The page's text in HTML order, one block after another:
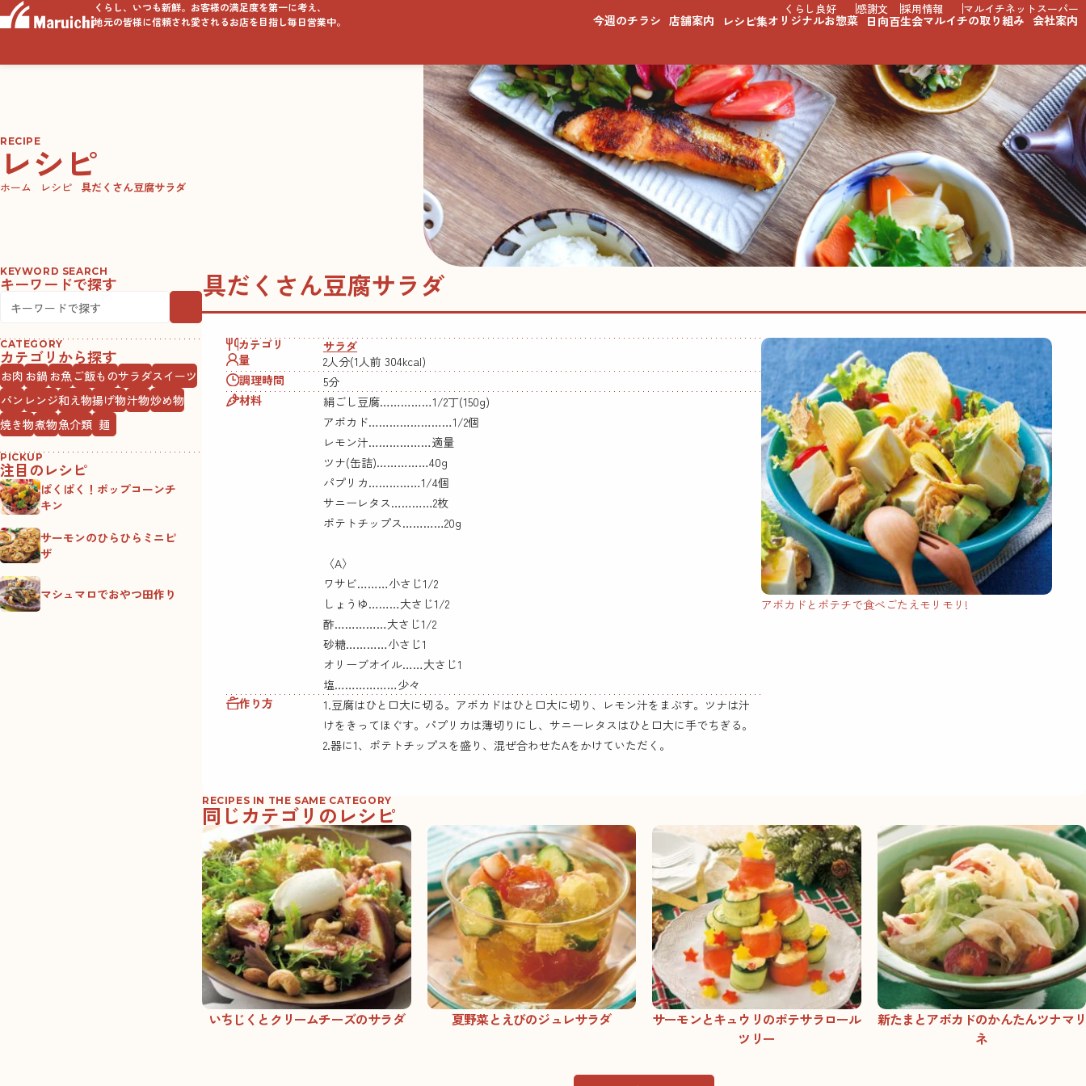
くらし、いつも新鮮。お客様の満足度を第一に考え、
地元の皆様に信頼され愛されるお店を目指し毎日営業中。
くらし良好 感謝文 採用情報 マルイチネットスーパー
今週のチラシ 店舗案内 レシピ集オリジナルお惣菜 日向百生会マルイチの取り組み 会社案内
RECIPE
レシピ
ホーム レシピ 具だくさん豆腐サラダ
KEYWORD SEARCH
キーワードで探す
CATEGORY
カテゴリから探す
お肉 お鍋 お魚ご飯ものサラダスイーツ
パン レンジ和え物揚げ物汁物炒め物
焼き物煮物魚介類 麺
PICKUP
注目のレシピ
ぱくぱく！ポップコーンチ
キン
サーモンのひらひらミニピ
ザ
マシュマロでおやつ田作り
具だくさん豆腐サラダ
カテゴリ
サラダ
量
2人分(1人前 304kcal)
調理時間
5分
材料
絹ごし豆腐……………1/2丁(150g)
アボカド……………………1/2個
レモン汁………………適量
ツナ(缶詰)……………40g
パプリカ……………1/4個
サニーレタス…………2枚
ポテトチップス…………20g
〈A〉
ワサビ………小さじ1/2
しょうゆ………大さじ1/2
酢……………大さじ1/2
砂糖…………小さじ1
オリーブオイル……大さじ1
塩………………少々
作り方
1.豆腐はひと口大に切る。アボカドはひと口大に切り、レモン汁をまぶす。ツナは汁
けをきってほぐす。パプリカは薄切りにし、サニーレタスはひと口大に手でちぎる。
2.器に1、ポテトチップスを盛り、混ぜ合わせたAをかけていただく。
アボカドとポテチで食べごたえモリモリ!
RECIPES IN THE SAME CATEGORY
同じカテゴリのレシピ
いちじくとクリームチーズのサラダ 夏野菜とえびのジュレサラダ
サーモンとキュウリのポテサラロール
ツリー
新たまとアボカドのかんたんツナマリ
ネ